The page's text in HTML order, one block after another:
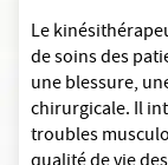
Le
de soins des
une blessure,
chirurgicale. Il
troubles